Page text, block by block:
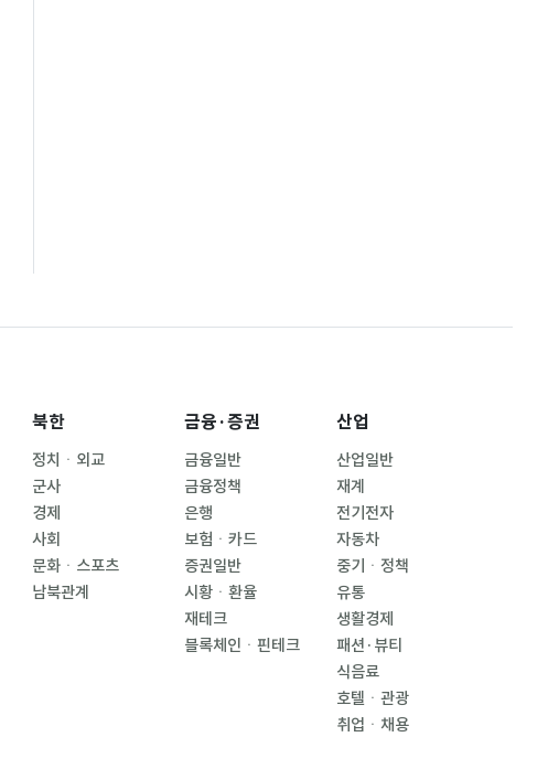
북한
정치ㆍ외교
군사
경제
사회
문화ㆍ스포츠
남북관계
금융·증권
금융일반
금융정책
은행
보험ㆍ카드
증권일반
시황ㆍ환율
재테크
블록체인ㆍ핀테크
산업
산업일반
재계
전기전자
자동차
중기ㆍ정책
유통
생활경제
패션·뷰티
식음료
호텔ㆍ관광
취업ㆍ채용